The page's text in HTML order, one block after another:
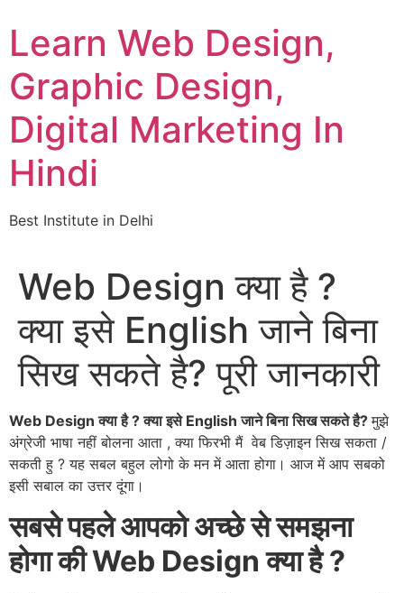
to
content
Learn Web Design,
Graphic Design,
Digital Marketing In
Hindi
Best Institute in Delhi
Web Design क्या है ?
क्या इसे English जाने बिना
सिख सकते है? पूरी जानकारी
Web Design क्या है ? क्या इसे English जाने बिना सिख सकते है?मुझे
अंग्रेजी भाषा नहीं बोलना आता , क्या फिरभी मैं वेब डिज़ाइन सिख सकता /
सकती हु ? यह सबल बहुल लोगो के मन में आता होगा। आज में आप सबको
इसी सबाल का उत्तर दूंगा।
सबसे पहले आपको अच्छे से समझना
होगा की Web Design क्या है ?